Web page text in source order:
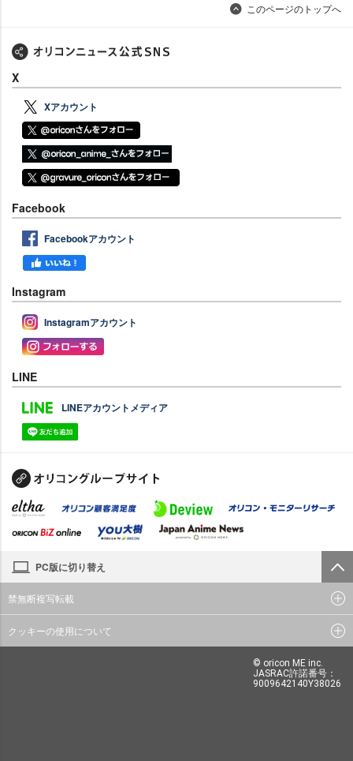
このページのトップへ
X
Xアカウント
Facebook
Facebookアカウント
Instagram
Instagramアカウント
LINE
LINEアカウントメディア
PC版に切り替え
禁無断複写転載
クッキーの使用について
© oricon ME inc.
JASRAC許諾番号：
9009642140Y38026